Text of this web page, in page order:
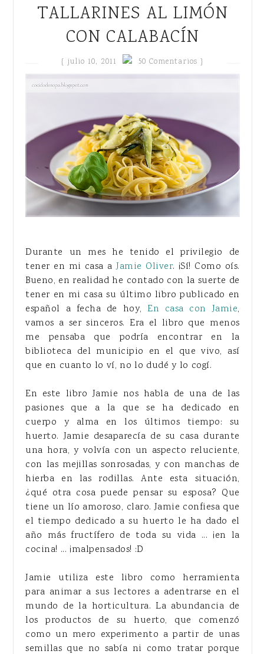
TALLARINES AL LIMÓN
CON CALABACÍN
{ julio 10, 2011 50 Comentarios }
Durante un mes he tenido el privilegio de
tener en mi casa aJamie Oliver. ¡Sí! Como oís.
Bueno, en realidad he contado con la suerte de
tener en mi casa su último libro publicado en
español a fecha de hoy,En casa con Jamie,
vamos a ser sinceros. Era el libro que menos
me pensaba que podría encontrar en la
biblioteca del municipio en el que vivo, así
que en cuanto lo ví, no lo dudé y lo cogí.
En este libro Jamie nos habla de una de las
pasiones que a la que se ha dedicado en
cuerpo y alma en los últimos tiempo: su
huerto. Jamie desaparecía de su casa durante
una hora, y volvía con un aspecto reluciente,
con las mejillas sonrosadas, y con manchas de
hierba en las rodillas. Ante esta situación,
¿qué otra cosa puede pensar su esposa? Que
tiene un lío amoroso, claro. Jamie confiesa que
el tiempo dedicado a su huerto le ha dado el
año más fructífero de toda su vida ... ¡en la
cocina! ... ¡malpensados! :D
Jamie utiliza este libro como herramienta
para animar a sus lectores a adentrarse en el
mundo de la horticultura. La abundancia de
los productos de su huerto, que comenzó
como un mero experimento a partir de unas
semillas que no sabía ni como tratar porque